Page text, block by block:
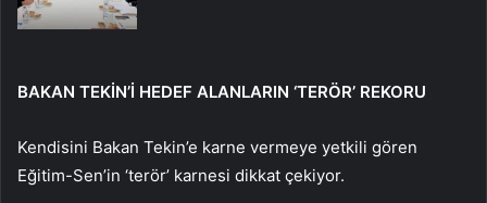
BAKAN TEKİN’İ HEDEF ALANLARIN ‘TERÖR’ REKORU
Kendisini Bakan Tekin’e karne vermeye yetkili gören
Eğitim-Sen’in ‘terör’ karnesi dikkat çekiyor.